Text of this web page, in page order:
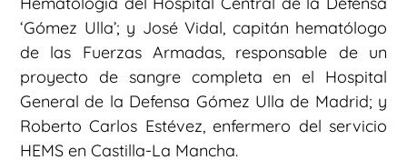
‘Gómez Ulla’; y José Vidal, capitán hematólogo
de las Fuerzas Armadas, responsable de un
proyecto de sangre completa en el Hospital
General de la Defensa Gómez Ulla de Madrid; y
Roberto Carlos Estévez, enfermero del servicio
HEMS en Castilla-La Mancha.